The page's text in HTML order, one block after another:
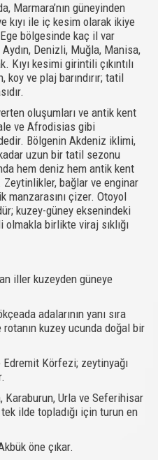
Marmara’nın güneyinden
kıyı ile iç kesim olarak ikiye
bölgesinde kaç il var
Denizli, Muğla, Manisa,
Kıyı kesimi girintili çıkıntılı
koy ve plaj barındırır; tatil
oluşumları ve antik kent
ve Afrodisias gibi
Bölgenin Akdeniz iklimi,
uzun bir tatil sezonu
hem deniz hem antik kent
bağlar ve enginar
manzarasını çizer. Otoyol
kuzey-güney eksenindeki
birlikte viraj sıklığı
iller kuzeyden güneye
adalarının yanı sıra
kuzey ucunda doğal bir
Edremit Körfezi; zeytinyağı
Karaburun, Urla ve Seferihisar
ilde topladığı için turun en
öne çıkar.